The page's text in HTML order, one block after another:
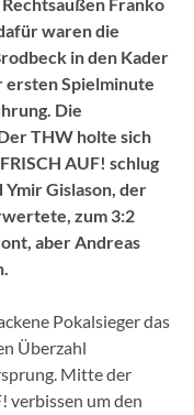
waren die
in den Kader
ersten Spielminute
Die
THW holte sich
AUF! schlug
Gislason, der
zum 3:2
aber Andreas
Pokalsieger das
Überzahl
Mitte der
verbissen um den